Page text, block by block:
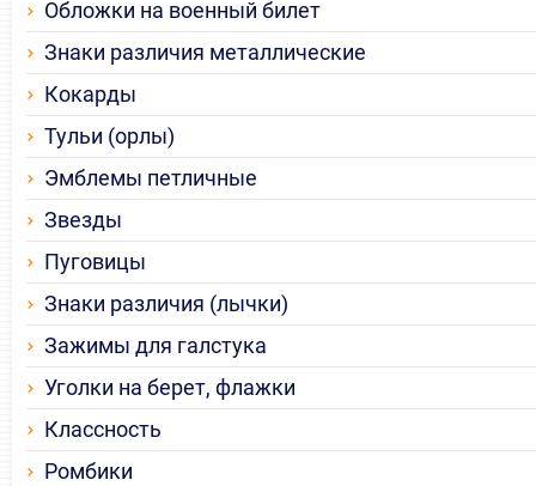
Обложки на военный билет
Знаки различия металлические
Кокарды
Тульи (орлы)
Эмблемы петличные
Звезды
Пуговицы
Знаки различия (лычки)
Зажимы для галстука
Уголки на берет, флажки
Классность
Ромбики